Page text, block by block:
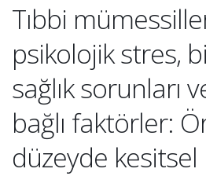
Tıbbi
psikolojik stres,
sağlık sorunları
bağlı faktörler:
düzeyde kesitsel